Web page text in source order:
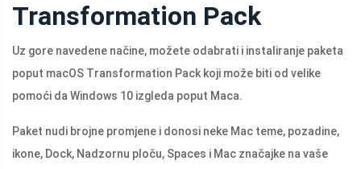
Transformation Pack
Uz gore navedene načine, možete odabrati i instaliranje paketa
poput macOS Transformation Pack koji može biti od velike
pomoći da Windows 10 izgleda poput Maca.
Paket nudi brojne promjene i donosi neke Mac teme, pozadine,
ikone, Dock, Nadzornu ploču, Spaces i Mac značajke na vaše